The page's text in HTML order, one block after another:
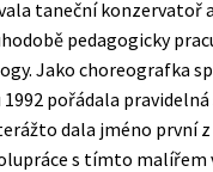
Učebnice
Umění a kultura
Výchova a
Young adult
taneční konzervatoř
pedagogicky
Jako choreografka
pořádala
dala jméno první
s tímto